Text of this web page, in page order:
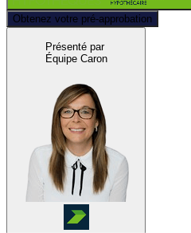
Obtenez votre pré-approbation
Présenté par
Équipe Caron